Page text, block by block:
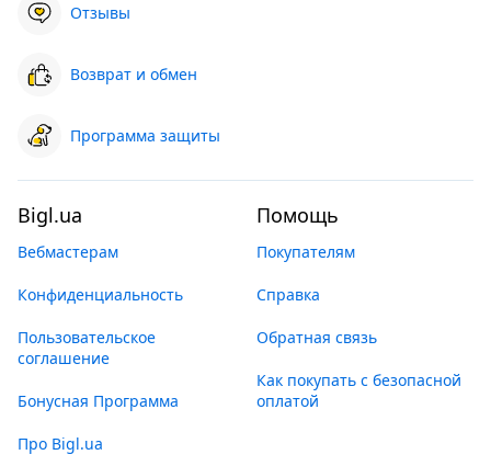
Отзывы
Возврат и обмен
Программа защиты
Bigl.ua
Вебмастерам
Конфиденциальность
Пользовательское
соглашение
Бонусная Программа
Про Bigl.ua
Помощь
Покупателям
Справка
Обратная связь
Как покупать с безопасной
оплатой